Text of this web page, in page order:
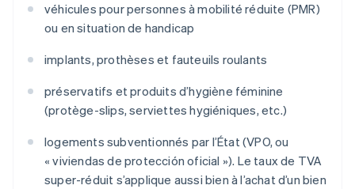
véhicules pour personnes à mobilité réduite (PMR)
ou en situation de handicap
implants, prothèses et fauteuils roulants
préservatifs et produits d’hygiène féminine
(protège-slips, serviettes hygiéniques, etc.)
logements subventionnés par l’État (VPO, ou
« viviendas de protección oficial »). Le taux de TVA
super-réduit s’applique aussi bien à l’achat d’un bien